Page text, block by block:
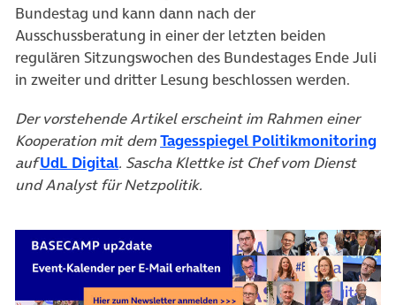
Bundestag und kann dann nach der
Ausschussberatung in einer der letzten beiden
regulären Sitzungswochen des Bundestages Ende Juli
in zweiter und dritter Lesung beschlossen werden.
Der vorstehende Artikel erscheint im Rahmen einer
Kooperation mit demTagesspiegel Politikmonitoring
aufUdL Digital(öffnet in neuem Tab)
. Sascha Klettke ist Chef vom Dienst
und Analyst für Netzpolitik.